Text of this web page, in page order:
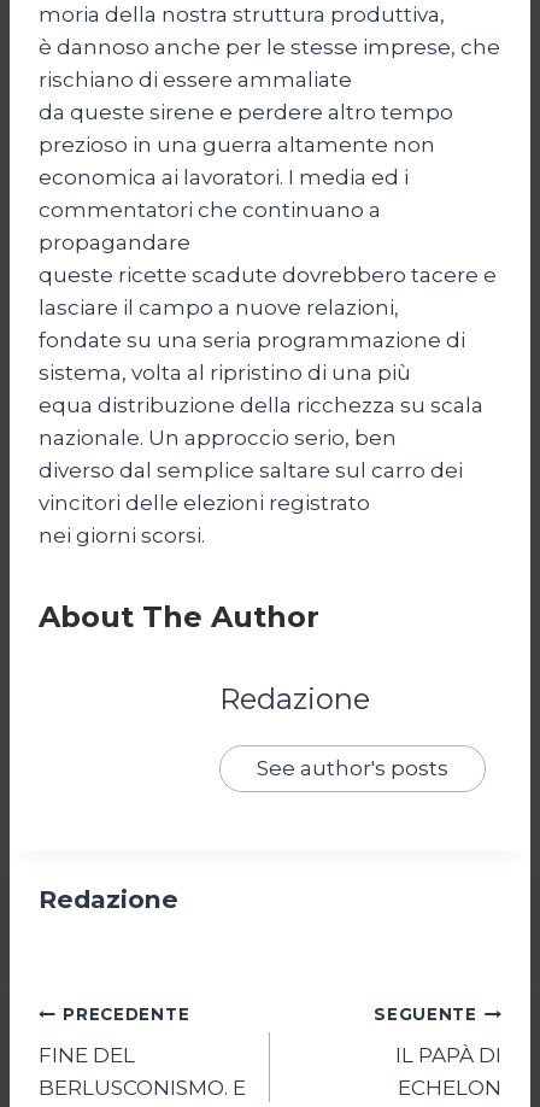
moria della nostra struttura produttiva,
è dannoso anche per le stesse imprese, che
rischiano di essere ammaliate
da queste sirene e perdere altro tempo
prezioso in una guerra altamente non
economica ai lavoratori. I media ed i
commentatori che continuano a
propagandare
queste ricette scadute dovrebbero tacere e
lasciare il campo a nuove relazioni,
fondate su una seria programmazione di
sistema, volta al ripristino di una più
equa distribuzione della ricchezza su scala
nazionale. Un approccio serio, ben
diverso dal semplice saltare sul carro dei
vincitori delle elezioni registrato
nei giorni scorsi.
About The Author
Redazione
See author's posts
Redazione
Navigazione
articoli
PRECEDENTE
FINE DEL
BERLUSCONISMO. E
SEGUENTE
IL PAPÀ DI
ECHELON